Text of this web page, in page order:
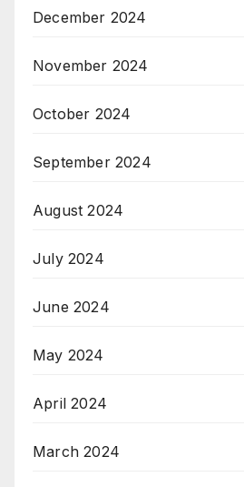
December 2024
November 2024
October 2024
September 2024
August 2024
July 2024
June 2024
May 2024
April 2024
March 2024